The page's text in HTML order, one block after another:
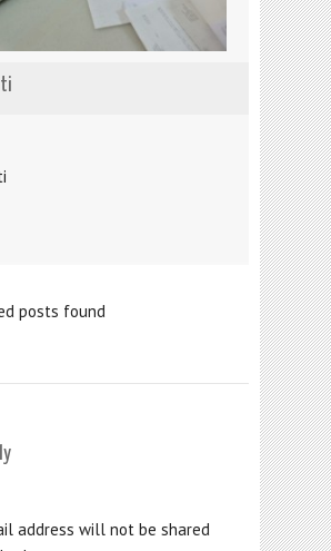
posts found
address will not be shared